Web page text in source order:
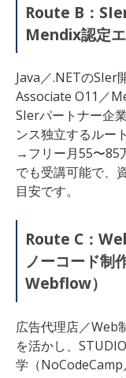
Route B：
Mendix認定
Java／.NETのSIer
Associate O11／
SIerパートナー企
ンス独立するルー
→フリー月55〜85
でも受講可能で、
目安です。
Route C：
ノーコード制
Webflow）
広告代理店／Web
を活かし、
学（